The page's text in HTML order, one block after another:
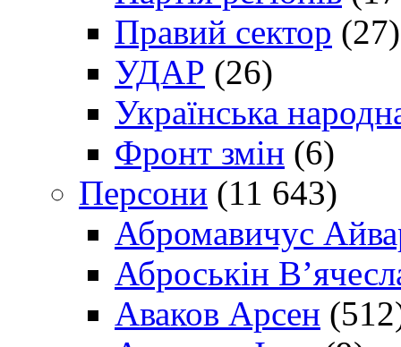
Правий сектор (27)
УДАР (26)
Українська
Фронт змін (6)
Персони (11 643)
Абромавичус
Аброськін
Аваков Арсен